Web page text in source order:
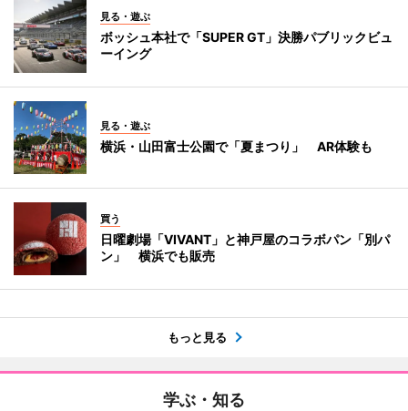
見る・遊ぶ
ボッシュ本社で「SUPER GT」決勝パブリックビュ
ーイング
見る・遊ぶ
横浜・山田富士公園で「夏まつり」 AR体験も
買う
日曜劇場「VIVANT」と神戸屋のコラボパン「別パ
ン」 横浜でも販売
もっと見る
学ぶ・知る